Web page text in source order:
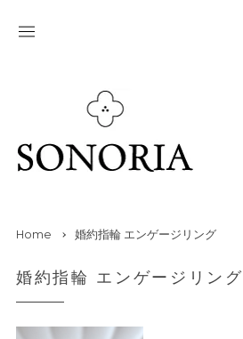
Home 婚約指輪 エンゲージリング
婚約指輪 エンゲージリング